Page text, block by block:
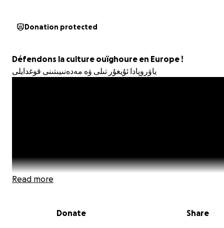
Donation protected
Défendons la culture ouïghoure en Europe !
ياۋروپادا ئۇيغۇر تىلى ۋە مەدەنىيىتىنى قوغدايلى
Read more
Donate Share